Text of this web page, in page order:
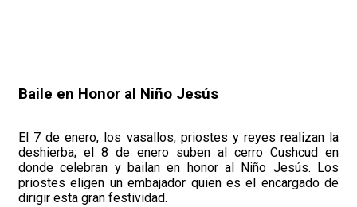
Baile en Honor al Niño Jesús
El 7 de enero, los vasallos, priostes y reyes realizan la
deshierba; el 8 de enero suben al cerro Cushcud en
donde celebran y bailan en honor al Niño Jesús. Los
priostes eligen un embajador quien es el encargado de
dirigir esta gran festividad.